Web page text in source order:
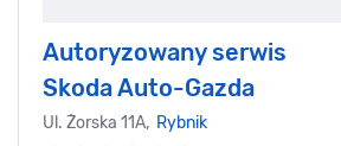
Autoryzowany serwis
Skoda Auto-Gazda
Ul. Żorska 11A, Rybnik